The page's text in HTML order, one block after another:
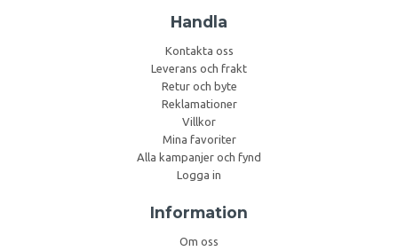
Handla
Kontakta oss
Leverans och frakt
Retur och byte
Reklamationer
Villkor
Mina favoriter
Alla kampanjer och fynd
Logga in
Information
Om oss